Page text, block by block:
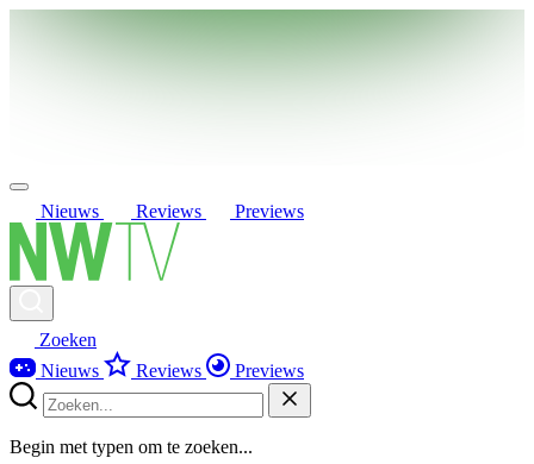
Nieuws Reviews Previews
Zoeken
Nieuws
Reviews Previews
Begin met typen om te zoeken...